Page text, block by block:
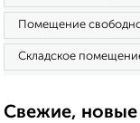
Помещение
Складское
Свежие,